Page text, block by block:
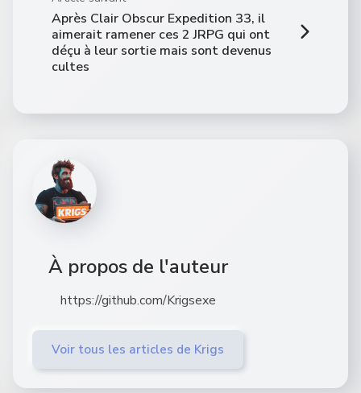
Après Clair Obscur Expedition 33, il
aimerait ramener ces 2 JRPG qui ont
déçu à leur sortie mais sont devenus
cultes
À propos de l'auteur
https://github.com/Krigsexe
Voir tous les articles de Krigs